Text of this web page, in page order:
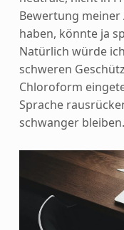
Bewertung
haben, könnte ja
Natürlich würde
schweren
Chloroform
Sprache
schwanger